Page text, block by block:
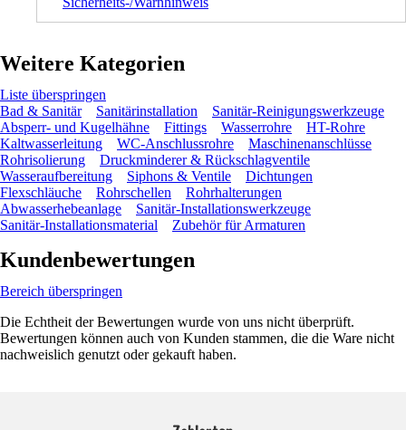
Weitere Kategorien
Liste überspringen
Bad & Sanitär
Sanitärinstallation
Sanitär-Reinigungswerkzeuge
Absperr- und Kugelhähne
Fittings Wasserrohre
HT-Rohre
Kaltwasserleitung
WC-Anschlussrohre
Maschinenanschlüsse
Rohrisolierung
Druckminderer & Rückschlagventile
Wasseraufbereitung
Siphons & Ventile
Dichtungen
Flexschläuche
Rohrschellen
Rohrhalterungen
Abwasserhebeanlage
Sanitär-Installationswerkzeuge
Sanitär-Installationsmaterial
Zubehör für Armaturen
Kundenbewertungen
Bereich überspringen
Die Echtheit der Bewertungen wurde von uns nicht überprüft.
Bewertungen können auch von Kunden stammen, die die Ware nicht
nachweislich genutzt oder gekauft haben.